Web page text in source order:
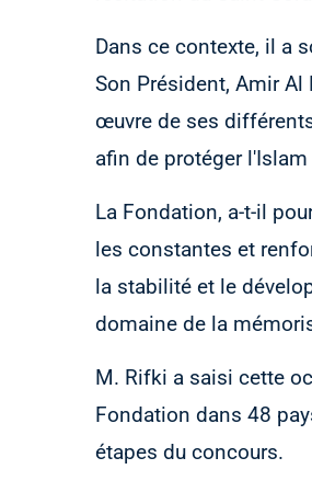
Dans ce contexte, il a
Son Président, Amir
œuvre de ses
afin de protéger
La Fondation, a-t-il
les constantes et
la stabilité et le
domaine de la
M. Rifki a saisi cette
Fondation dans 48
étapes du concours.